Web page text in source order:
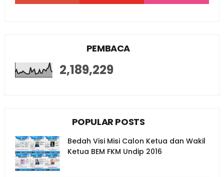
PEMBACA
2,189,229
POPULAR POSTS
Bedah Visi Misi Calon Ketua dan Wakil
Ketua BEM FKM Undip 2016